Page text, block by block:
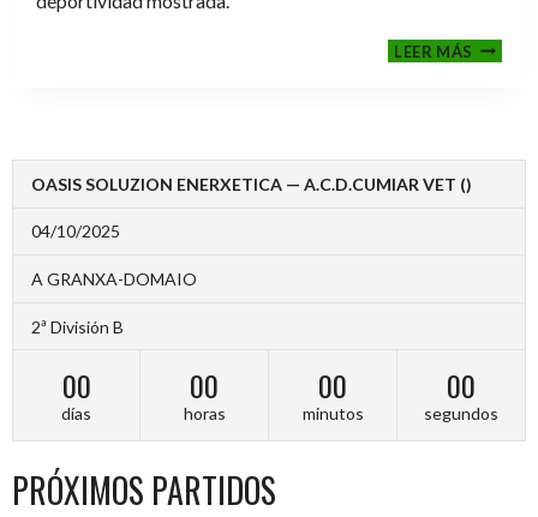
LEER MÁS
2024-
OASIS SOLUZION ENERXETICA — A.C.D.CUMIAR VET ()
04/10/2025
A GRANXA-DOMAIO
2ª División B
00
días
00
horas
00
minutos
00
segundos
PRÓXIMOS PARTIDOS